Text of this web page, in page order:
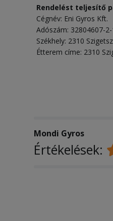
Rendelést teljesítő
Cégnév: Eni Gyros Kft.
Adószám: 32804607-
Székhely: 2310
Étterem címe: 2310
Mondi Gyros
Értékelések: